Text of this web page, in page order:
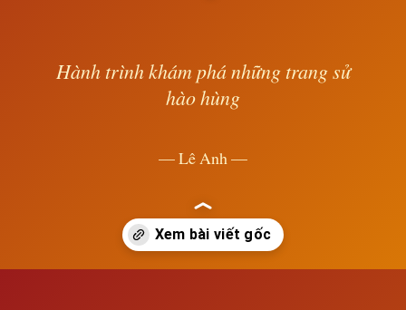
Hành trình khám phá những trang sử
hào hùng
— Lê Anh —